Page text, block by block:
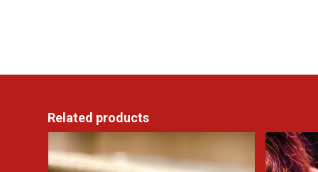
Related products